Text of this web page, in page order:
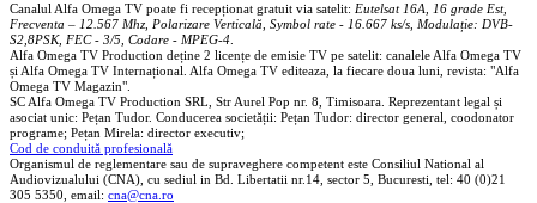
Canalul Alfa Omega TV poate fi recepționat gratuit via satelit: Eutelsat 16A, 16 grade Est,
Frecventa – 12.567 Mhz, Polarizare Verticală, Symbol rate - 16.667 ks/s, Modulație: DVB-
S2,8PSK, FEC - 3/5, Codare - MPEG-4
Alfa Omega TV Production deține 2 licențe de emisie TV pe satelit: canalele Alfa Omega TV
și Alfa Omega TV Internațional. Alfa Omega TV editeaza, la fiecare doua luni, revista: "Alfa
Omega TV Magazin".
SC Alfa Omega TV Production SRL, Str Aurel Pop nr. 8, Timisoara. Reprezentant legal și
asociat unic: Pețan Tudor. Conducerea societății: Pețan Tudor: director general, coodonator
programe; Pețan Mirela: director executiv;
Cod de conduită profesională
Organismul de reglementare sau de supraveghere competent este Consiliul National al
Audiovizualului (CNA), cu sediul in Bd. Libertatii nr.14, sector 5, Bucuresti, tel: 40 (0)21
305 5350, email: cna@cna.ro